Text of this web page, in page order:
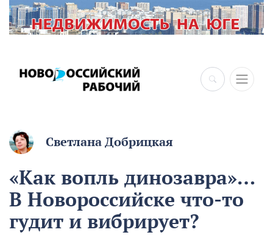
Светлана Добрицкая
«Как вопль динозавра»…
В Новороссийске что-то
гудит и вибрирует?